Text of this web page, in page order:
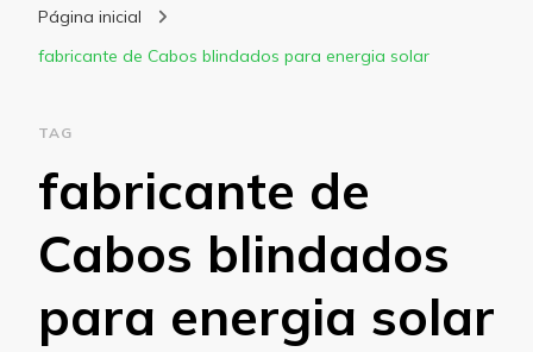
Página inicial
fabricante de Cabos blindados para energia solar
TAG
fabricante de
Cabos blindados
para energia solar